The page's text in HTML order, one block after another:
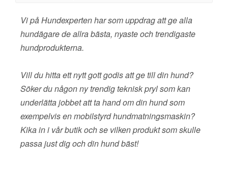
Vi på Hundexperten har som uppdrag att ge alla
hundägare de allra bästa, nyaste och trendigaste
hundprodukterna.
Vill du hitta ett nytt gott godis att ge till din hund?
Söker du någon ny trendig teknisk pryl som kan
underlätta jobbet att ta hand om din hund som
exempelvis en mobilstyrd hundmatningsmaskin?
Kika in i vår butik och se vilken produkt som skulle
passa just dig och din hund bäst!